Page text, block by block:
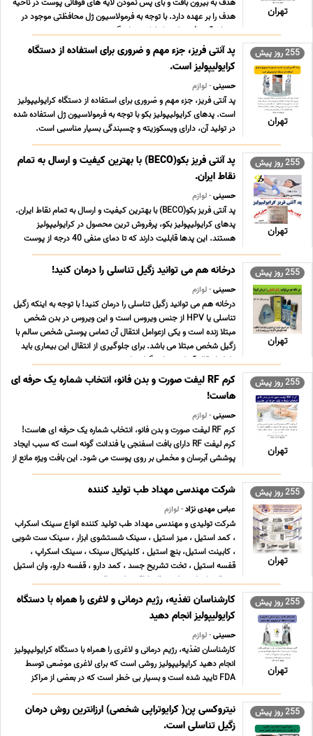
تهران
هدف به بیرون بافت و بای پس نمودن لایه های فوقانی پوست در ناحیه
هدف را بر عهده دارد. با توجه به فرمولاسیون ژل محافظتی موجود در
پدهای آنتی فریز بکو و کولتک میزان گر ... ...
255 روز پیش
تهران
پد آنتی فریز، جزء مهم و ضروری برای استفاده از دستگاه
کرایولیپولیز است.
حسینی- لوازم
پد آنتی فریز، جزء مهم و ضروری برای استفاده از دستگاه کرایولیپولیز
است. پدهای کرایولیپولیز بکو با توجه به فرمولاسیون ژل استفاده شده
در تولید آن، دارای ویسکوزیته و چسبندگی بسیار مناسبی است.
دانسیته و چسبندگی مناسب ژل استفاده در تولید پدهای آنتی فریز بکو
مانع از بلعیده شدن ژل موجود ... ...
255 روز پیش
تهران
پد آنتی فریز بکو(BECO) با بهترین کیفیت و ارسال به تمام
نقاط ایران.
حسینی- لوازم
پد آنتی فریز بکو(BECO) با بهترین کیفیت و ارسال به تمام نقاط ایران.
پدهای کرایولیپولیز بکو، پرفروش ترین محصول در کرایولیپولیز
هستند. این پدها قابلیت دارند که تا دمای منفی 40 درجه از پوست
محافظت کنند؛ با دستگاه های مختلف سازگارند. در بازه های زمانی
طولانی مقاوم اند و پارچه آنها بسی ... ...
255 روز پیش
تهران
درخانه هم می توانید زگیل تناسلی را درمان کنید!
حسینی- لوازم
درخانه هم می توانید زگیل تناسلی را درمان کنید! با توجه به اینکه زگیل
تناسلی یا HPV از جنس ویروس است و این ویروس در بدن شخص
مبتلا زنده است و یکی ازعوامل انتقال آن تماس پوستی شخص سالم با
زگیل شخص مبتلا می باشد. برای جلوگیری از انتقال این بیماری باید
عامل انتقال آن که همان زگیل ها ه ... ...
255 روز پیش
تهران
کرم RF لیفت صورت و بدن فانو، انتخاب شماره یک حرفه ای
هاست!
حسینی- لوازم
کرم RF لیفت صورت و بدن فانو، انتخاب شماره یک حرفه ای هاست!
کرم لیفت RF دارای بافت اسفنجی یا فندانت گونه است که سبب ایجاد
پوششی آبرسان و مخملی بر روی پوست می شود. این بافت ویژه مانع از
تبخیر آب درون کرم در حین انجام ار اف کویتیشن می شود و کرم برای
زمان طولانی خاصیت روان کنندگی خود ... ...
255 روز پیش
تهران
شرکت مهندسی مهداد طب تولید کننده
عباس مهدی نژاد- لوازم
شرکت تولیدی و مهندسی مهداد طب تولید کننده انواع سینک اسکراب
، کمد استیل ، میز استیل ، سینک شستشوی ابزار ، سینک ست شویی
، کابینت استیل، بنچ استیل ، کلینیکال سینک ، سینک اسکراپ ،
قفسه استیل ، تخت تشریح جسد ، کمد دارو ، قفسه دارو، وان استیل
، ،ترالی پک استریل ، ترالی اتاق عمل ، ترال ... ...
255 روز پیش
تهران
کارشناسان تغذیه، رژیم درمانی و لاغری را همراه با دستگاه
کرایولیپولیز انجام دهید
حسینی- لوازم
کارشناسان تغذیه، رژیم درمانی و لاغری را همراه با دستگاه کرایولیپولیز
انجام دهید کرایولیپولیز روشی است که برای لاغری موضعی توسط
FDA تایید شده است و بسیار بی خطر است که در بعضی از مراکز
لاغری توسط متخصص تغذیه انجام می گیرد. در روش کرایولیپولیز
برای از بین بردن سلول های چربی از دمای ... ...
255 روز پیش
نیتروکسی پن( کرایوتراپی شخصی) ارزانترین روش درمان
زگیل تناسلی است.